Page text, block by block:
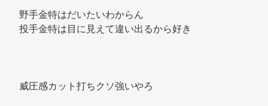
野手金特はだいたいわからん
投手金特は目に見えて違い出るから好き
威圧感カット打ちクソ強いやろ